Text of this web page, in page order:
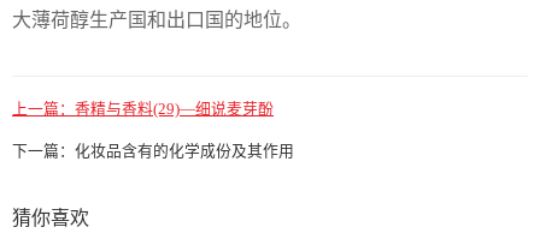
大薄荷醇生产国和出口国的地位。
上一篇： 香精与香料(29)—细说麦芽酚
下一篇： 化妆品含有的化学成份及其作用
猜你喜欢